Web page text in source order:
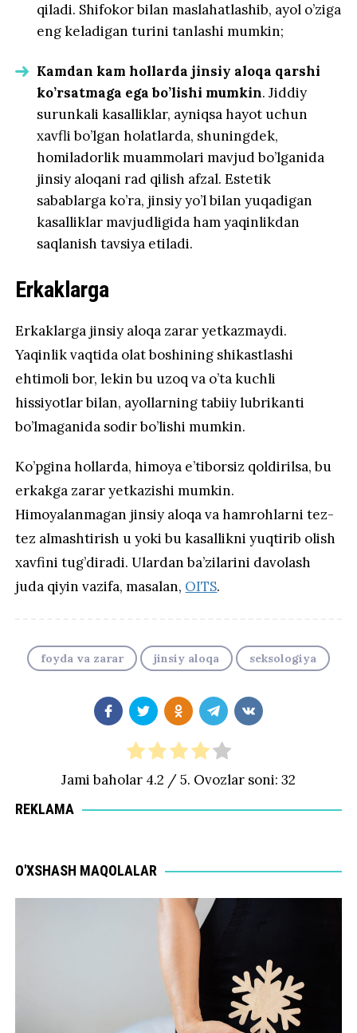
qiladi. Shifokor bilan maslahatlashib, ayol o’ziga
eng keladigan turini tanlashi mumkin;
Kamdan kam hollarda jinsiy aloqa qarshi
ko’rsatmaga ega bo’lishi mumkin. Jiddiy
surunkali kasalliklar, ayniqsa hayot uchun
xavfli bo’lgan holatlarda, shuningdek,
homiladorlik muammolari mavjud bo’lganida
jinsiy aloqani rad qilish afzal. Estetik
sabablarga ko’ra, jinsiy yo’l bilan yuqadigan
kasalliklar mavjudligida ham yaqinlikdan
saqlanish tavsiya etiladi.
Erkaklarga
Erkaklarga jinsiy aloqa zarar yetkazmaydi.
Yaqinlik vaqtida olat boshining shikastlashi
ehtimoli bor, lekin bu uzoq va o’ta kuchli
hissiyotlar bilan, ayollarning tabiiy lubrikanti
bo’lmaganida sodir bo’lishi mumkin.
Ko’pgina hollarda, himoya e’tiborsiz qoldirilsa, bu
erkakga zarar yetkazishi mumkin.
Himoyalanmagan jinsiy aloqa va hamrohlarni tez-
tez almashtirish u yoki bu kasallikni yuqtirib olish
xavfini tug’diradi. Ulardan ba’zilarini davolash
juda qiyin vazifa, masalan, OITS.
foyda va zarar jinsiy aloqa seksologiya
Jami baholar 4.2 / 5. Ovozlar soni: 32
REKLAMA
O'XSHASH MAQOLALAR